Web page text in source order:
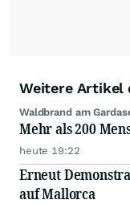
Weitere Artikel
Waldbrand am
Mehr als 200
heute 19:22
Erneut
auf Mallorca